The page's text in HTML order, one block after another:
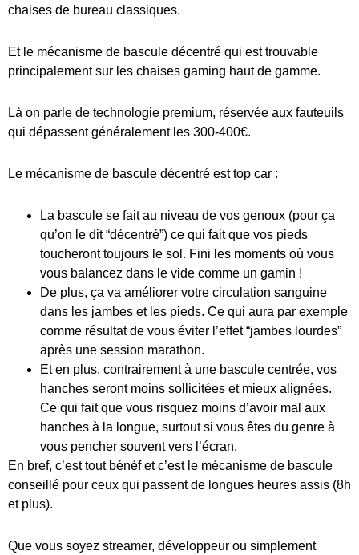
chaises de bureau classiques.
Et le mécanisme de bascule décentré qui est trouvable
principalement sur les chaises gaming haut de gamme.
Là on parle de technologie premium, réservée aux fauteuils
qui dépassent généralement les 300-400€.
Le mécanisme de bascule décentré est top car :
La bascule se fait au niveau de vos genoux (pour ça
qu’on le dit “décentré”) ce qui fait que vos pieds
toucheront toujours le sol. Fini les moments où vous
vous balancez dans le vide comme un gamin !
De plus, ça va améliorer votre circulation sanguine
dans les jambes et les pieds. Ce qui aura par exemple
comme résultat de vous éviter l’effet “jambes lourdes”
après une session marathon.
Et en plus, contrairement à une bascule centrée, vos
hanches seront moins sollicitées et mieux alignées.
Ce qui fait que vous risquez moins d’avoir mal aux
hanches à la longue, surtout si vous êtes du genre à
vous pencher souvent vers l’écran.
En bref, c’est tout bénéf et c’est le mécanisme de bascule
conseillé pour ceux qui passent de longues heures assis (8h
et plus).
Que vous soyez streamer, développeur ou simplement